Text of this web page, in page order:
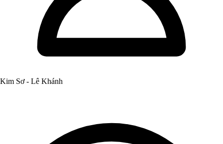
Kim Sơ - Lê Khánh